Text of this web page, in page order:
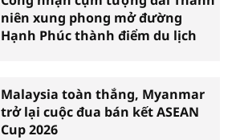
niên xung phong mở đường
Hạnh Phúc thành điểm du lịch
Malaysia toàn thắng, Myanmar
trở lại cuộc đua bán kết ASEAN
Cup 2026